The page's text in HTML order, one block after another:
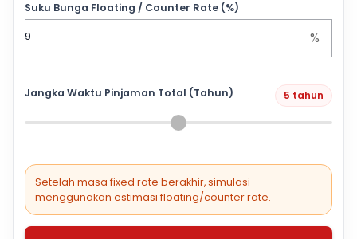
Suku Bunga Floating / Counter Rate (%)
%
Jangka Waktu Pinjaman Total (Tahun) 5 tahun
Setelah masa fixed rate berakhir, simulasi
menggunakan estimasi floating/counter rate.